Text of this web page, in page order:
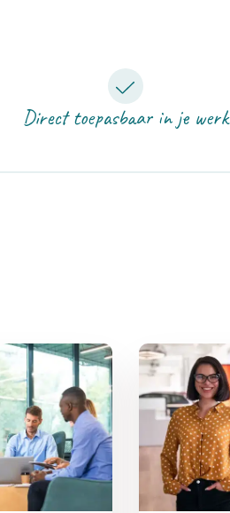
Direct toepasbaar in je werk